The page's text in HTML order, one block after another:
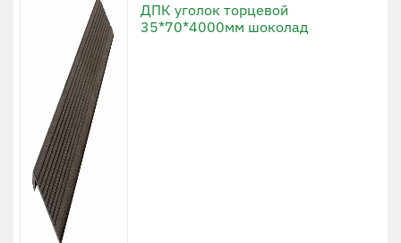
ДПК уголок торцевой
35*70*4000мм шоколад